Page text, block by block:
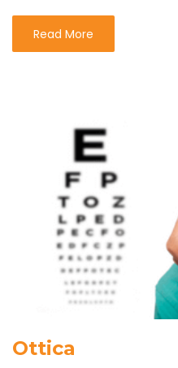
Read More
Ottica